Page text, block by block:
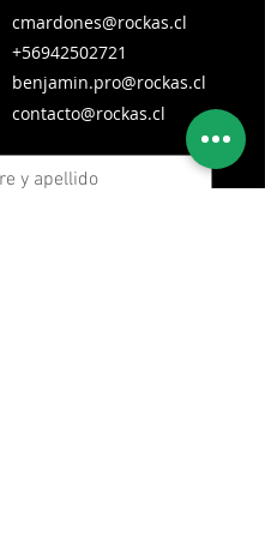
cmardones@rockas.cl
+56942502721
benjamin.pro@rockas.cl
contacto@rockas.cl